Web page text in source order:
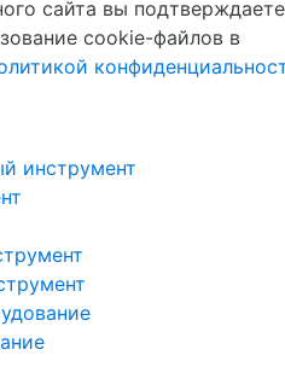
сайта вы подтверждаете
cookie-файлов в
инструмент